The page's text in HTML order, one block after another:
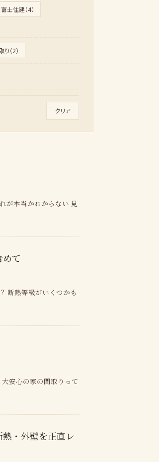
富士住建（4）
り（2）
クリア
が本当かわからない 見
て
断熱等級がいくつかも
安心の家の間取りって
・外壁を正直レ